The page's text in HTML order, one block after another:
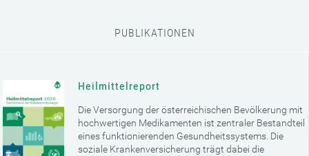
PUBLIKATIONEN
Heilmittelreport
Die Versorgung der österreichischen Bevölkerung mit
hochwertigen Medikamenten ist zentraler Bestandteil
eines funktionierenden Gesundheitssystems. Die
soziale Krankenversicherung trägt dabei die